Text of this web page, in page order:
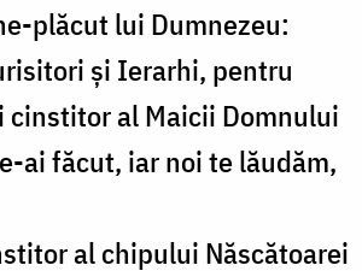
plăcut lui Dumnezeu:
și Ierarhi, pentru
cinstitor al Maicii Domnului
ai făcut, iar noi te lăudăm,
al chipului Născătoarei